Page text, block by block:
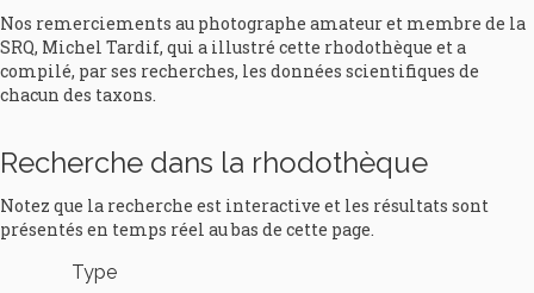
Nos remerciements au photographe amateur et membre de la
SRQ, Michel Tardif, qui a illustré cette rhodothèque et a
compilé, par ses recherches, les données scientifiques de
chacun des taxons.
Recherche dans la rhodothèque
Notez que la recherche est interactive et les résultats sont
présentés en temps réel au bas de cette page.
Type